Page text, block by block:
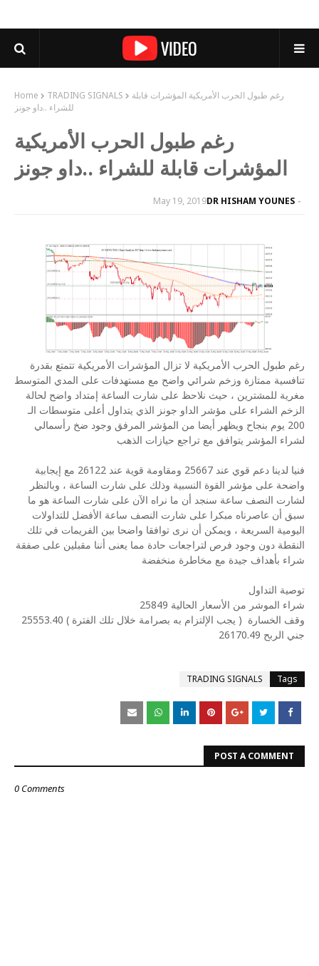
Home TRADING SIGNALS
رغم طبول الحرب الأمريكية المؤشرات قابلة
للشراء ..داو جونز
رغم طبول الحرب الأمريكية
المؤشرات قابلة للشراء ..داو جونز
DR HISHAM YOUNES
May 19, 2019
رغم طبول الحرب الأمريكية لا تزال المؤشرات الأمريكية تتمتع بقدرة
تنافسية ممتازة وزخم شرائي واضح مع مستهدفات على المدي المتوسط
مغرية للمشترين ، حيث نلاحظ على شارت الساعة إمتداد واضح لحالة
الزخم الشراء على مؤشر الداو جونز الذي يتداول أعلى متوسطات الـ
200 يوم بنجاح ويظهر أيضا من المؤشر المرفق وجود ضخ رأسمالي
لشراء المؤشر يتوافق مع تراجع حيازات الذهب
فنيا لدينا دعم قوي عند 25667 ومقاومة قوية عند 26122 مع إيجابية
واضحة على مؤشر القوة النسبية وذلك على شارت الساعة ، وبالنظر
لشارت النصف ساعة سنجد أن ما نراه الآن على شارت الساعة هو ما
سبق أن عاصرناه مبكرا على شارت النصف ساعة الأفضل للتداولات
اليومية السريعة ، ويمكن أن نرى توافقا واضحا بين الفريمات في تلك
النقطة دون وجود فرص لتراجعات حادة مما يعنى أننا مقبلين على صفقة
شراء بأهداف جيدة مع مخاطرة منخفضة
توصية التداول
شراء الموشر من الأسعار الحالية 25849
وقف الخسارة ( يجب الإلتزام به بصرامة خلال تلك الفترة ) 25553.40
جني الربح 26170.49
Tags
TRADING SIGNALS
POST A COMMENT
0 Comments